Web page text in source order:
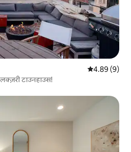
औसत रेटिंग 5 में
4.89 (9)
टाउनहाउस!